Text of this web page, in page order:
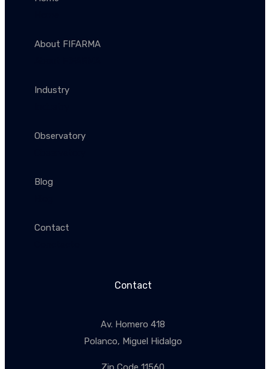
About FIFARMA
Industry
Observatory
Blog
Contact
Contact
Av. Homero 418
Polanco, Miguel Hidalgo